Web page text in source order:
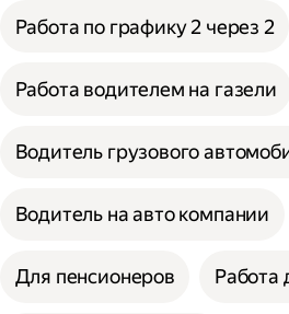
Работа по графику 2 через 2
Работа водителем на газели
Водитель грузового
Водитель на авто компании
Для пенсионеров Работа